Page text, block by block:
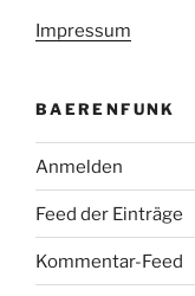
Impressum
BAERENFUNK
Anmelden
Feed der Einträge
Kommentar-Feed